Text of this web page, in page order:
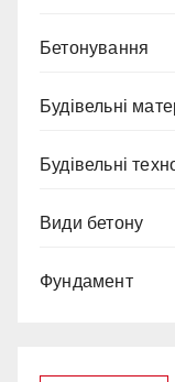
Бетонування
Будівельні
Будівельні
Види бетону
Фундамент